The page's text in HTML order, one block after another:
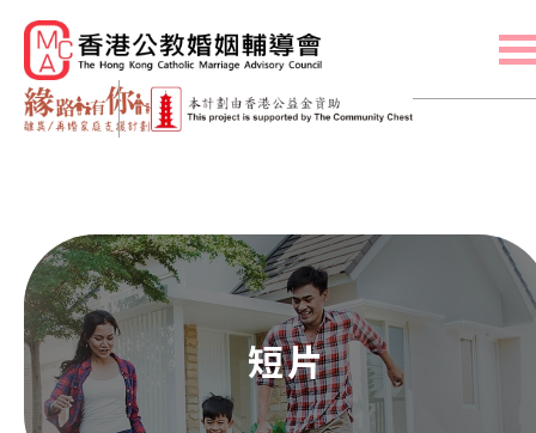
主页
联络我们
繁简AAA
离异/再婚家庭各成员的挑战
家庭建立
亲职管教
自我认识
情绪关顾
｢找到自己的爱之语｣ 测验
短片